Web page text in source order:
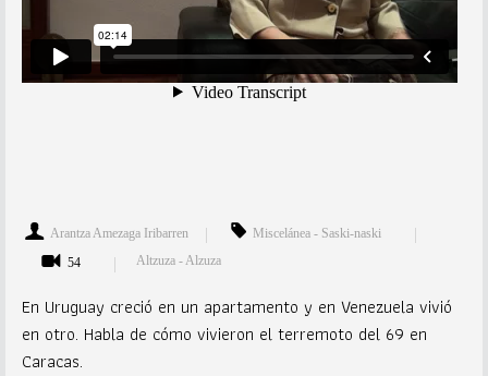
Arantza Amezaga Iribarren
Miscelánea - Saski-naski
54
Altzuza - Alzuza
En Uruguay creció en un apartamento y en Venezuela vivió
en otro. Habla de cómo vivieron el terremoto del 69 en
Caracas.